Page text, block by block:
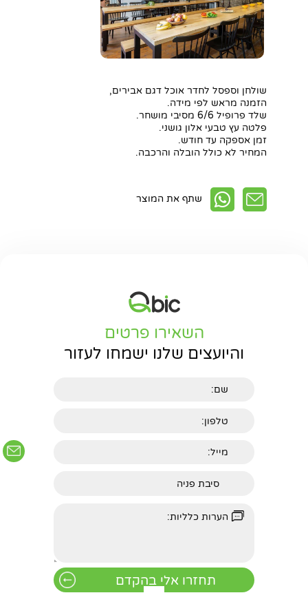
חפשו באתר
שולחן וספסל לחדר אוכל דגם אבירים,
הזמנה מראש לפי מידה.
שלד פרופיל 6/6 מסיבי מושחר.
פלטה עץ טבעי אלון גושני.
זמן אספקה עד חודש.
המחיר לא כולל הובלה והרכבה.
שתף את המוצר
השאירו פרטים
והיועצים שלנו ישמחו לעזור